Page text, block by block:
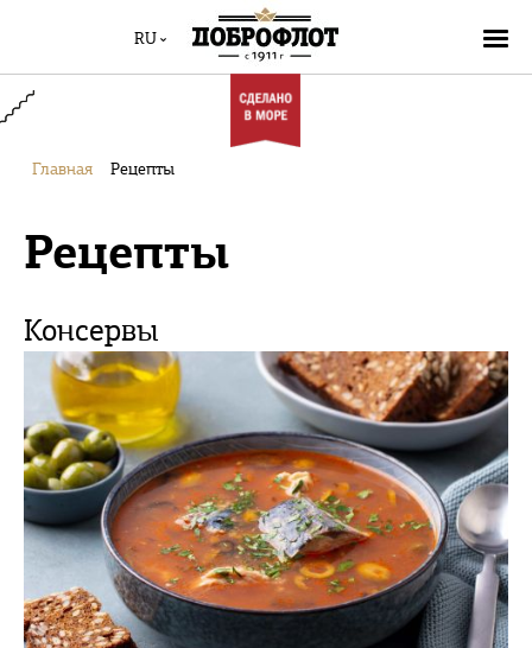
RU
Главная Рецепты
Рецепты
Консервы